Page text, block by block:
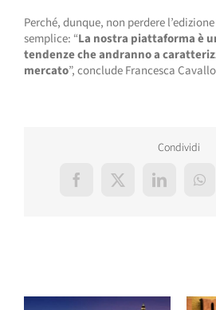
Perché, dunque, non perdere
semplice: “La nostra piattaforma è
tendenze che andranno a
mercato”, conclude Francesca
Condividi
Facebook
X LinkedIn